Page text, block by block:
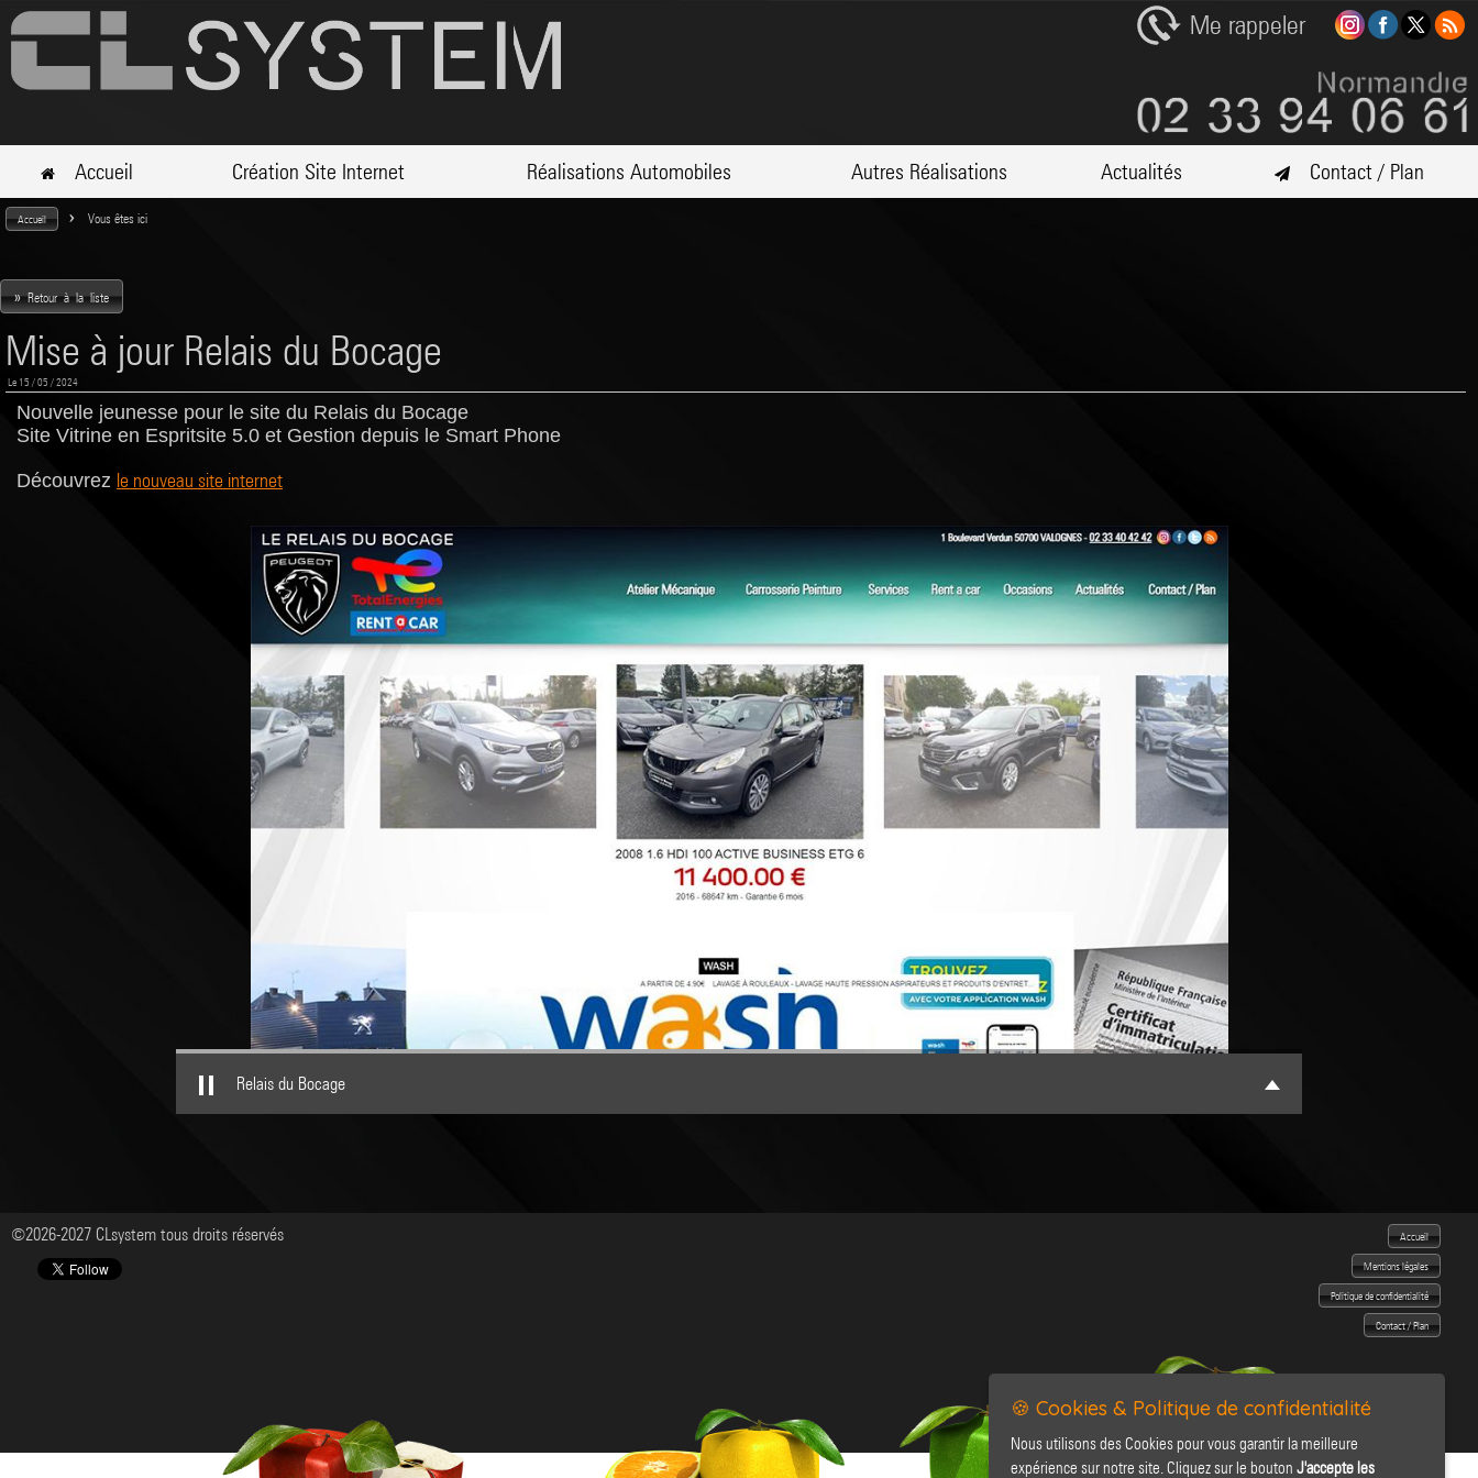
Me rappeler
Accueil Création Site Internet Réalisations Automobiles Autres Réalisations Actualités Contact / Plan
Accueil > Vous êtes ici
»Retour à la liste
Mise à jour Relais du Bocage
Le 15 / 05 / 2024
Nouvelle jeunesse pour le site du Relais du Bocage
Site Vitrine en Espritsite 5.0 et Gestion depuis le Smart Phone
Découvrez le nouveau site internet
Relais du Bocage
©2026-2027 CLsystem tous droits réservés Accueil
Mentions légales
Politique de confidentialité
Contact / Plan
🍪 Cookies & Politique de confidentialité
Nous utilisons des Cookies pour vous garantir la meilleure
expérience sur notre site. Cliquez sur le bouton J'accepte les